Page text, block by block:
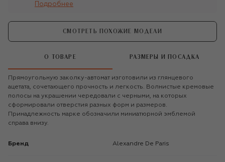
Подробнее
СМОТРЕТЬ ПОХОЖИЕ МОДЕЛИ
О ТОВАРЕ РАЗМЕРЫ И ПОСАДКА
Прямоугольную заколку-автомат изготовили из глянцевого
ацетата, сочетающего прочность и легкость. Волнистые кремовые
полосы на украшении чередовали с черными, на которых
сформировали отверстия разных форм и размеров.
Принадлежность марке обозначили миниатюрной эмблемой
справа внизу.
Бренд Alexandre De Paris